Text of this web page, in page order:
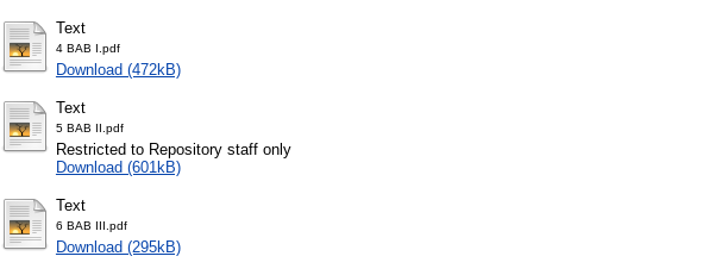
Text
4 BAB I.pdf
Download (472kB)
Text
5 BAB II.pdf
Restricted to Repository staff only
Download (601kB)
Text
6 BAB III.pdf
Download (295kB)